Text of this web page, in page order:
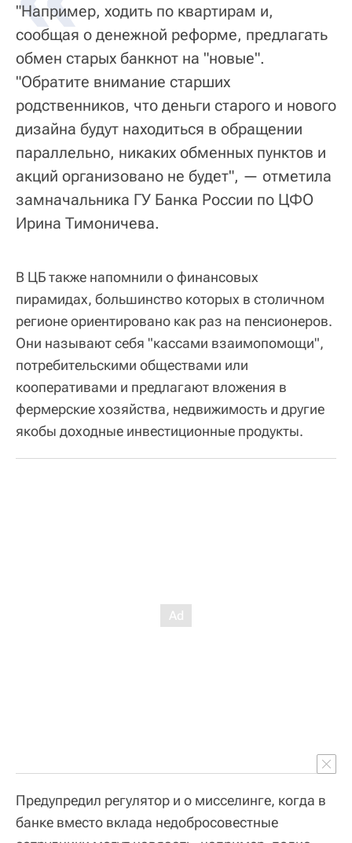
"Например, ходить по квартирам и,
сообщая о денежной реформе, предлагать
обмен старых банкнот на "новые".
"Обратите внимание старших
родственников, что деньги старого и нового
дизайна будут находиться в обращении
параллельно, никаких обменных пунктов и
акций организовано не будет", — отметила
замначальника ГУ Банка России по ЦФО
Ирина Тимоничева.
В ЦБ также напомнили о финансовых
пирамидах, большинство которых в столичном
регионе ориентировано как раз на пенсионеров.
Они называют себя "кассами взаимопомощи",
потребительскими обществами или
кооперативами и предлагают вложения в
фермерские хозяйства, недвижимость и другие
якобы доходные инвестиционные продукты.
Предупредил регулятор и о мисселинге, когда в
банке вместо вклада недобросовестные